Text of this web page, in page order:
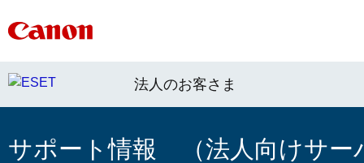
法人のお客さま
サポート情報 （法人向けサー